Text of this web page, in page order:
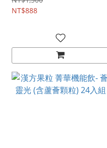
NT$888